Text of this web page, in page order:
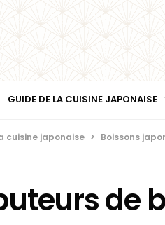
GUIDE DE LA CUISINE JAPONAISE
cuisine japonaise > Boissons
de